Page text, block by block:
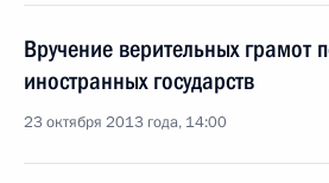
Вручение верительных грамот
иностранных государств
23 октября 2013 года, 14:00